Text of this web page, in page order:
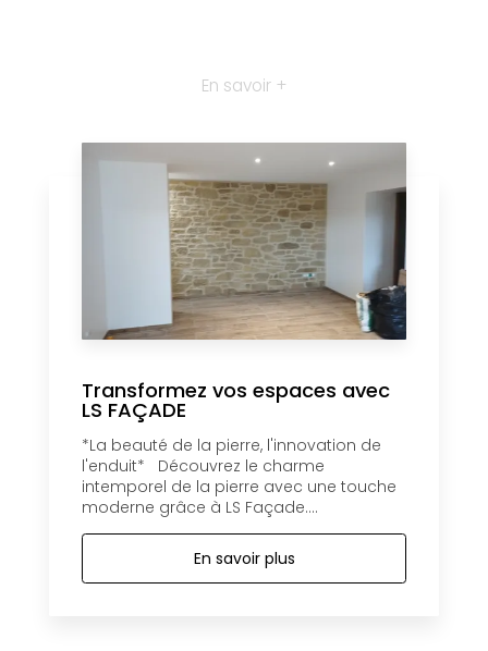
En savoir +
Transformez vos espaces avec
LS FAÇADE
*La beauté de la pierre, l'innovation de
l'enduit* Découvrez le charme
intemporel de la pierre avec une touche
moderne grâce à LS Façade....
En savoir plus